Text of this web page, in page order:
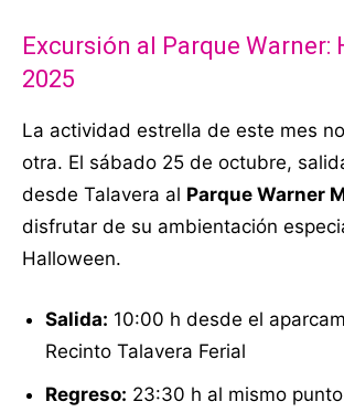
Excursión al Parque Warner:
2025
La actividad estrella de este mes
otra. El sábado 25 de octubre,
desde Talavera al Parque Warner
disfrutar de su ambientación
Halloween.
Salida: 10:00 h desde el
Recinto Talavera Ferial
Regreso: 23:30 h al mismo punto